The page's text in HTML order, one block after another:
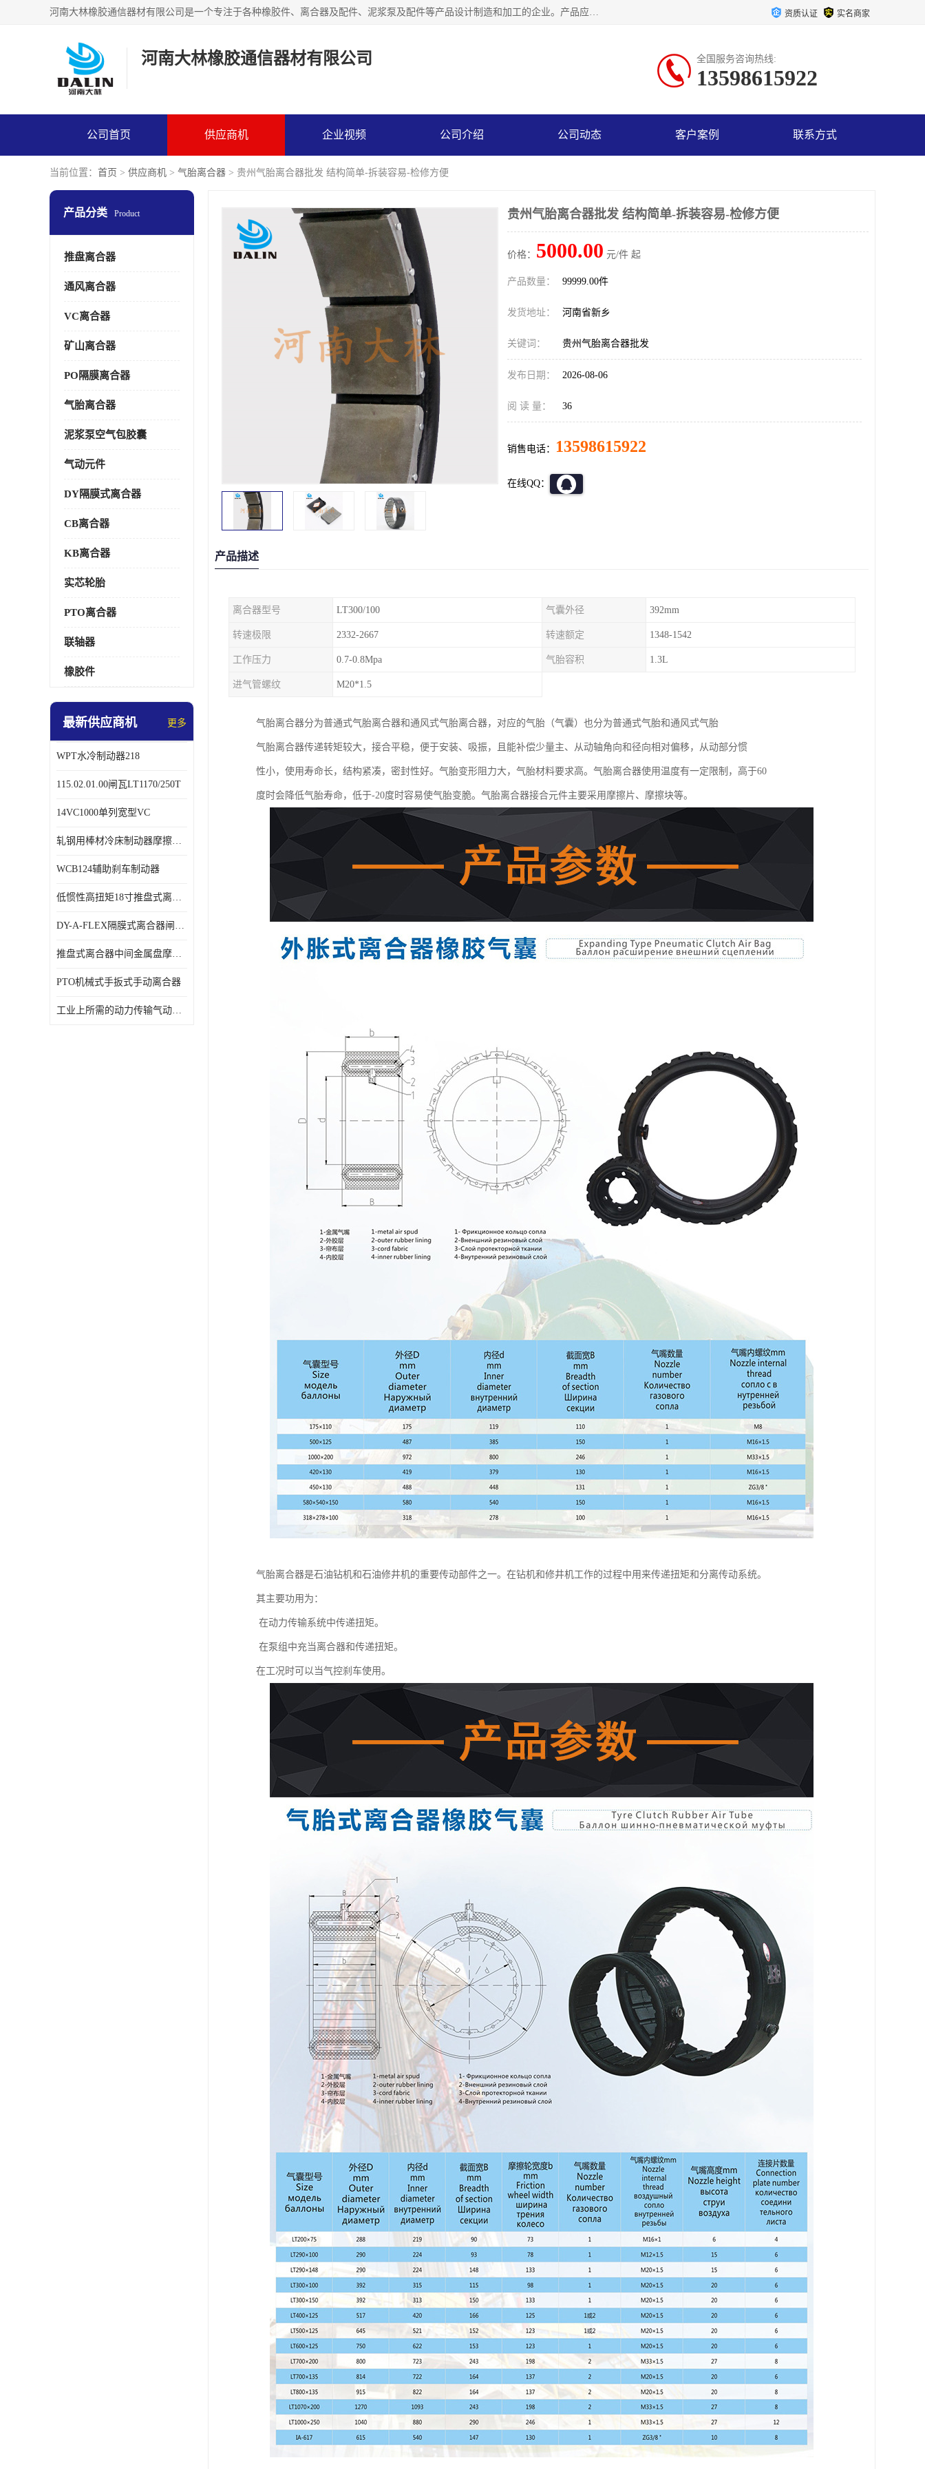
河南大林橡胶通信器材有限公司是一个专注于各种橡胶件、离合器及配件、泥浆泵及配件等产品设计制造和加工的企业。产品应用于矿山、冶金、石油、钢铁、化工、水泥、船舶、造纸、通用机械等各种大功率机械传动或制动装置。 资质认证 实名商家
河南大林橡胶通信器材有限公司 全国服务咨询热线:
13598615922
公司首页 供应商机 企业视频 公司介绍 公司动态 客户案例 联系方式
当前位置： 首页 > 供应商机 > 气胎离合器 > 贵州气胎离合器批发 结构简单-拆装容易-检修方便
产品分类 Product
推盘离合器
通风离合器
VC离合器
矿山离合器
PO隔膜离合器
气胎离合器
泥浆泵空气包胶囊
气动元件
DY隔膜式离合器
CB离合器
KB离合器
实芯轮胎
PTO离合器
联轴器
橡胶件
最新供应商机 更多
WPT水冷制动器218
115.02.01.00闸瓦LT1170/250T
14VC1000单列宽型VC
轧钢用棒材冷床制动器摩擦片218
WCB124辅助刹车制动器
低惯性高扭矩18寸推盘式离合器中心盘齿盘W18-11-101
DY-A-FLEX隔膜式离合器闸瓦总成7015125A
推盘式离合器中间金属盘摩擦盘18寸
PTO机械式手扳式手动离合器
工业上所需的动力传输气动离合器WCB424
贵州气胎离合器批发 结构简单-拆装容易-检修方便
价格： 5000.00 元/件 起
产品数量： 99999.00件
发货地址： 河南省新乡
关键词： 贵州气胎离合器批发
发布日期： 2026-08-06
阅 读 量： 36
销售电话： 13598615922
在线QQ：
产品描述
离合器型号 LT300/100 气囊外径 392mm
转速极限 2332-2667 转速额定 1348-1542
工作压力 0.7-0.8Mpa 气胎容积 1.3L
进气管螺纹 M20*1.5
气胎离合器分为普通式气胎离合器和通风式气胎离合器，对应的气胎（气囊）也分为普通式气胎和通风式气胎
气胎离合器传递转矩较大，接合平稳，便于安装、吸振，且能补偿少量主、从动轴角向和径向相对偏移，从动部分惯
性小，使用寿命长，结构紧凑，密封性好。气胎变形阻力大，气胎材料要求高。气胎离合器使用温度有一定限制，高于60
度时会降低气胎寿命，低于-20度时容易使气胎变脆。气胎离合器接合元件主要采用摩擦片、摩擦块等。
气胎离合器是石油钻机和石油修井机的重要传动部件之一。在钻机和修井机工作的过程中用来传递扭矩和分离传动系统。
其主要功用为：
在动力传输系统中传递扭矩。
在泵组中充当离合器和传递扭矩。
在工况时可以当气控刹车使用。